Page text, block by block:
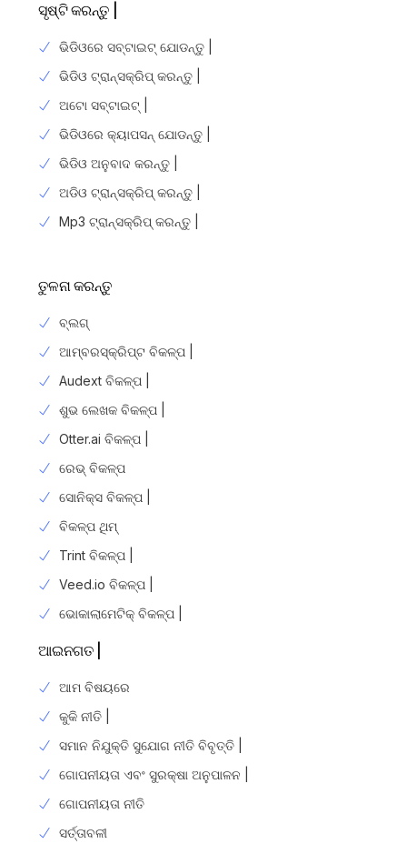
ସୃଷ୍ଟି କରନ୍ତୁ |
ଭିଡିଓରେ ସବ୍ଟାଇଟ୍ ଯୋଡନ୍ତୁ |
ଭିଡିଓ ଟ୍ରାନ୍ସକ୍ରିପ୍ କରନ୍ତୁ |
ଅଟୋ ସବ୍ଟାଇଟ୍ |
ଭିଡିଓରେ କ୍ୟାପସନ୍ ଯୋଡନ୍ତୁ |
ଭିଡିଓ ଅନୁବାଦ କରନ୍ତୁ |
ଅଡିଓ ଟ୍ରାନ୍ସକ୍ରିପ୍ କରନ୍ତୁ |
Mp3 ଟ୍ରାନ୍ସକ୍ରିପ୍ କରନ୍ତୁ |
ତୁଳନା କରନ୍ତୁ
ବ୍ଲଗ୍
ଆମ୍ବରସ୍କ୍ରିପ୍ଟ ବିକଳ୍ପ |
Audext ବିକଳ୍ପ |
ଶୁଭ ଲେଖକ ବିକଳ୍ପ |
Otter.ai ବିକଳ୍ପ |
ରେଭ୍ ବିକଳ୍ପ
ସୋନିକ୍ସ ବିକଳ୍ପ |
ବିକଳ୍ପ ଥିମ୍
Trint ବିକଳ୍ପ |
Veed.io ବିକଳ୍ପ |
ଭୋକାଲାମେଟିକ୍ ବିକଳ୍ପ |
ଆଇନଗତ |
ଆମ ବିଷୟରେ
କୁକି ନୀତି |
ସମାନ ନିଯୁକ୍ତି ସୁଯୋଗ ନୀତି ବିବୃତ୍ତି |
ଗୋପନୀୟତା ଏବଂ ସୁରକ୍ଷା ଅନୁପାଳନ |
ଗୋପନୀୟତା ନୀତି
ସର୍ତ୍ତାବଳୀ